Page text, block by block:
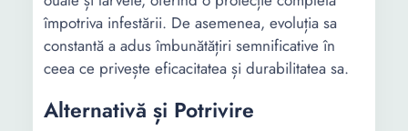
împotriva infestării. De asemenea, evoluția sa
constantă a adus îmbunătățiri semnificative în
ceea ce privește eficacitatea și durabilitatea sa.
Alternativă și Potrivire